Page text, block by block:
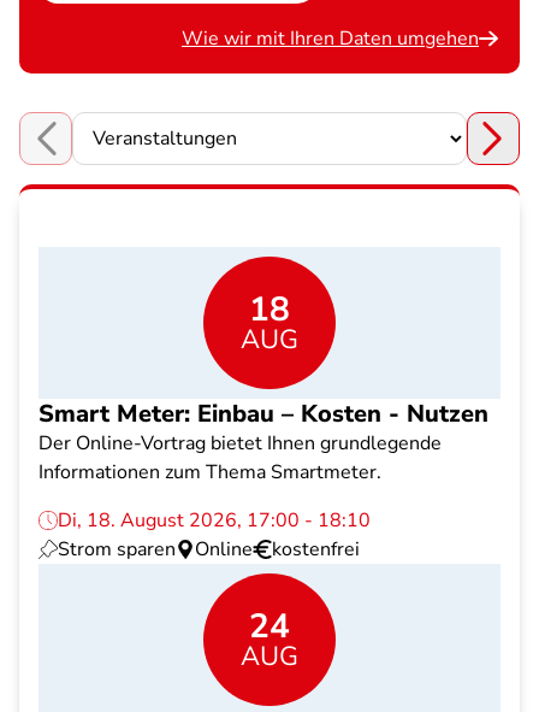
Wie wir mit Ihren Daten umgehen
Choose a section
18
AUG
Smart Meter: Einbau – Kosten - Nutzen
Der Online-Vortrag bietet Ihnen grundlegende
Informationen zum Thema Smartmeter.
Di, 18. August 2026, 17:00 - 18:10
Strom sparen
Online kostenfrei
24
AUG